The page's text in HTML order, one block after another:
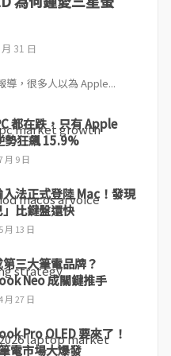
31 日
導，很多人以為 Apple...
都在跌，只有 Apple
勢狂飆 15.9%
月 9 日
入法正式登陸 Mac！發現
」比鍵盤還快
月 13 日
三大筆電品牌？
Neo 成關鍵推手
月 27 日
Pro OLED 要來了！
電市場大爆發